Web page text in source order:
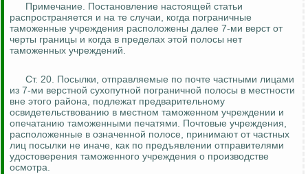
Примечание. Постановление настоящей статьи
распространяется и на те случаи, когда пограничные
таможенные учреждения расположены далее 7-ми верст от
черты границы и когда в пределах этой полосы нет
таможенных учреждений.
Ст. 20. Посылки, отправляемые по почте частными лицами
из 7-ми верстной сухопутной пограничной полосы в местности
вне этого района, подлежат предварительному
освидетельствованию в местном таможенном учреждении и
опечатанию таможенными печатями. Почтовые учреждения,
расположенные в означенной полосе, принимают от частных
лиц посылки не иначе, как по предъявлении отправителями
удостоверения таможенного учреждения о производстве
осмотра.